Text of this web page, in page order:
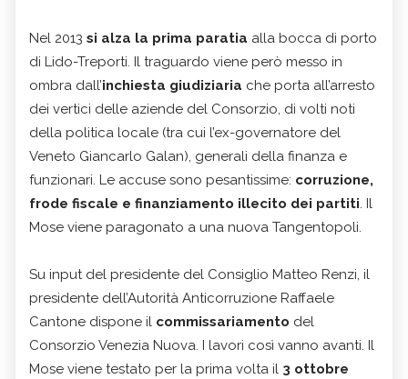
Nel 2013 si alza la prima paratia alla bocca di porto
di Lido-Treporti. Il traguardo viene però messo in
ombra dall’inchiesta giudiziaria che porta all’arresto
dei vertici delle aziende del Consorzio, di volti noti
della politica locale (tra cui l’ex-governatore del
Veneto Giancarlo Galan), generali della finanza e
funzionari. Le accuse sono pesantissime: corruzione,
frode fiscale e finanziamento illecito dei partiti. Il
Mose viene paragonato a una nuova Tangentopoli.
Su input del presidente del Consiglio Matteo Renzi, il
presidente dell’Autorità Anticorruzione Raffaele
Cantone dispone il commissariamento del
Consorzio Venezia Nuova. I lavori così vanno avanti. Il
Mose viene testato per la prima volta il 3 ottobre